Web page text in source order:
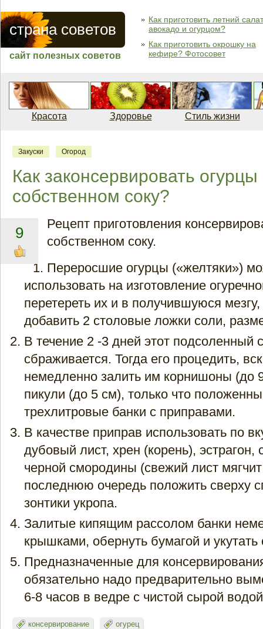
страна советов
сайт полезных советов
Как приготовить летний
авокадо и огурцом?
Как приготовить окрошку на
кефире? Фотосовет
Красота Здоровье Стиль жизни
Закуски Огород
Как законсервировать огурцы
собственном соку?
9
Рецепт приготовления
собственном соку.
Переросшие огурцы («желтяки»)
использовать на изготовление
перетереть их и в получившуюся
добавить 2 столовые ложки соли,
В течение 2 -3 дней этот подсоленный
сбраживается. Тогда его процедить,
немедленно залить им корнишоны (до
пикули (до 5 см), только что
трехлитровые банки с приправами.
В качестве приправ использовать по
дубовый лист, хрен (корень),
черной смородины (свежий лист
последнюю очередь положить сверху
зонтики укропа.
Залитые кипящим рассолом банки
крышками, обернуть бумагой и
Предназначенные для
обязательно надо предварительно
6-8 часов в ведре с чистой сырой
консервирование огурец